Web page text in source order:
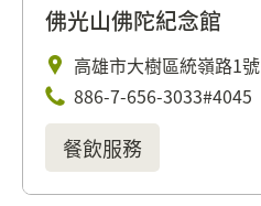
佛光山佛陀紀念館
高雄市大樹區統嶺路1號
886-7-656-3033#4045
餐飲服務